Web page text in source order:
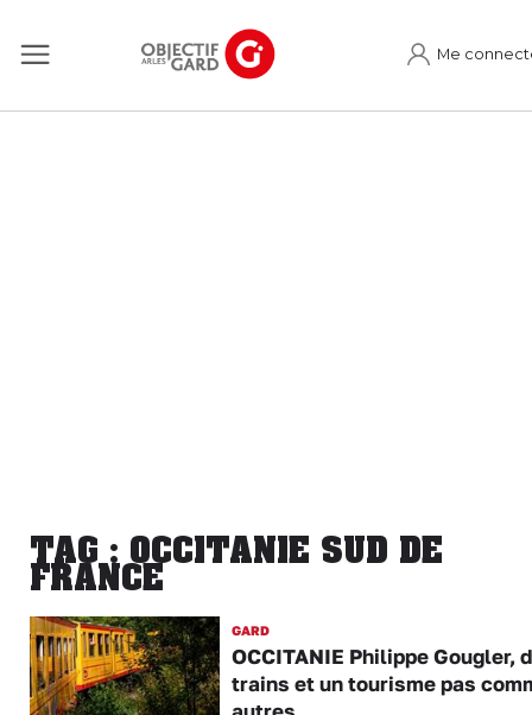
Me
TAG : OCCITANIE SUD DE
FRANCE
GARD
OCCITANIE Philippe Gougler,
trains et un tourisme pas